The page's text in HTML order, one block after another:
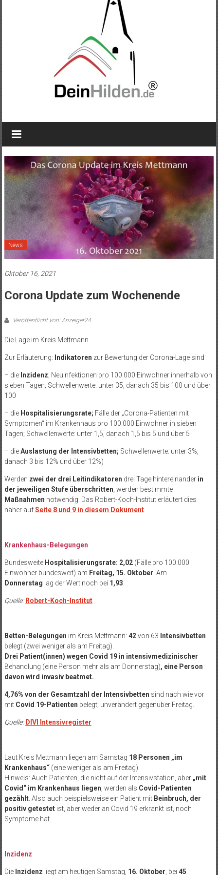
News
Oktober 16, 2021
Corona Update zum Wochenende
Veröffentlicht von: Anzeiger24
Die Lage im Kreis Mettmann
Zur Erläuterung: Indikatoren zur Bewertung der Corona-Lage sind
– die Inzidenz; Neuinfektionen pro 100.000 Einwohner innerhalb von
sieben Tagen; Schwellenwerte: unter 35, danach 35 bis 100 und über
100
– die Hospitalisierungsrate; Fälle der „Corona-Patienten mit
Symptomen“ im Krankenhaus pro 100.000 Einwohner in sieben
Tagen; Schwellenwerte: unter 1,5, danach 1,5 bis 5 und über 5
– dieAuslastung der Intensivbetten; Schwellenwerte: unter 3%,
danach 3 bis 12% und über 12%)
Werden zwei der drei Leitindikatoren drei Tage hintereinander in
der jeweiligen Stufe überschritten , werden bestimmte
Maßnahmen notwendig. Das Robert-Koch-Institut erläutert dies
näher aufSeite 8 und 9 in diesem Dokument.
Krankenhaus-Belegungen
Bundesweite Hospitalisierungsrate: 2,02 (Fälle pro 100.000
Einwohner bundesweit) am Freitag, 15. Oktober . Am
Donnerstag lag der Wert noch bei 1,93
Quelle:Robert-Koch-Institut
Betten-Belegungen im Kreis Mettmann: 42von 63 Intensivbetten
belegt (zwei weniger als am Freitag).
Drei Patient(innen) wegen Covid 19 in intensivmedizinischer
Behandlung (eine Person mehr als am Donnerstag), eine Person
davon wird invasiv beatmet.
4,76% von der Gesamtzahl der Intensivbetten sind nach wie vor
mitCovid 19-Patienten belegt; unverändert gegenüber Freitag.
Quelle: DIVI Intensivregister
Laut Kreis Mettmann liegen am Samstag 18 Personen „im
Krankenhaus“ (eine weniger als am Freitag).
Hinweis: Auch Patienten, die nicht auf der Intensivstation, aber „mit
Covid“ im Krankenhaus liegen , werden als Covid-Patienten
gezählt. Also auch beispielsweise ein Patient mit Beinbruch, der
positiv getestetist, aber weder an Covid 19 erkrankt ist, noch
Symptome hat.
Inzidenz
Die Inzidenz liegt am heutigen Samstag, 16. Oktober , bei 45